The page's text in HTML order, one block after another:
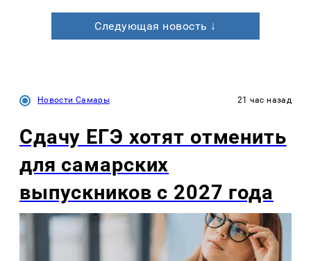
Следующая новость ↓
Новости Самары 21 час назад
Сдачу ЕГЭ хотят отменить
для самарских
выпускников с 2027 года